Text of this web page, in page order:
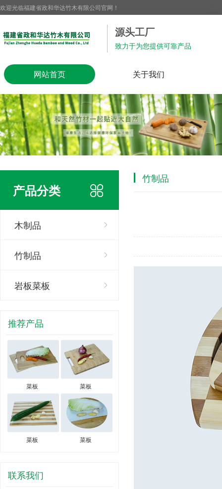
欢迎光临福建省政和华达竹木有限公司官网！
源头工厂
致力于为您提供可靠产品
网站首页 关于我们
产品分类
木制品
竹制品
岩板菜板
推荐产品
菜板 菜板
菜板 菜板
联系我们
竹制品